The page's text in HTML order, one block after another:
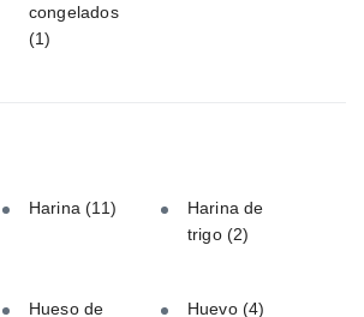
congelados
(1)
Harina(11)
Harina de
trigo(2)
Hueso de
Huevo(4)